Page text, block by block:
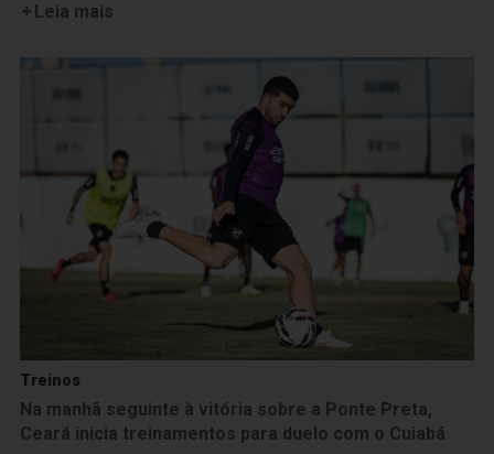
Leia mais
Treinos
Na manhã seguinte à vitória sobre a Ponte Preta,
Ceará inicia treinamentos para duelo com o Cuiabá